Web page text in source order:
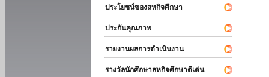
ประโยชน์ของสหกิจศึกษา
ประกันคุณภาพ
รายงานผลการดำเนินงาน
รางวัลนักศึกษาสหกิจศึกษาดีเด่น